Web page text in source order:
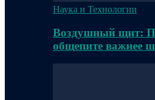
Наука и Технологии
Воздушный щит:
общепите важнее